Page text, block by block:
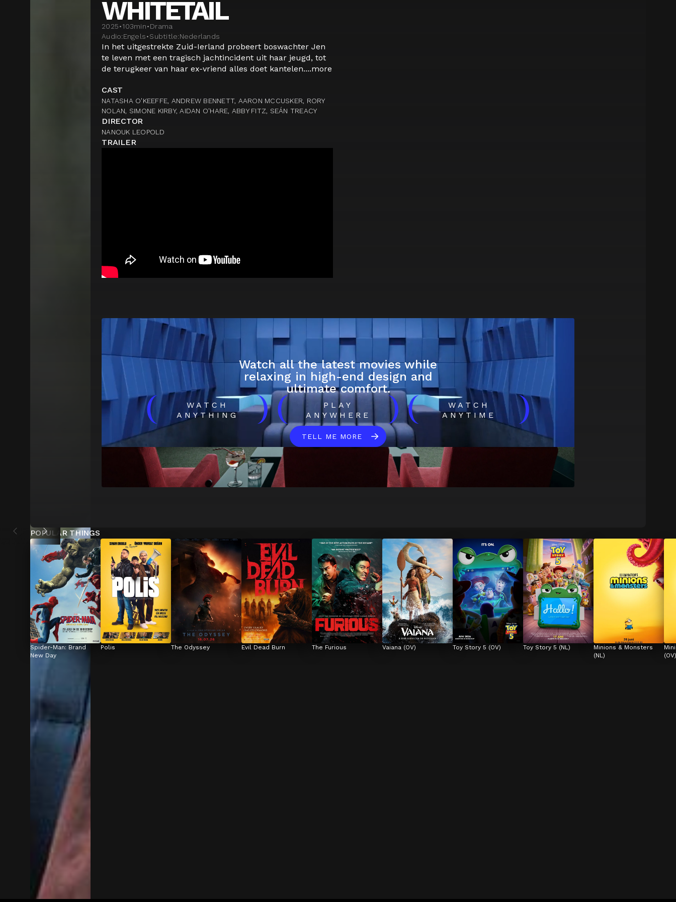
WHITETAIL
2025•103min•Drama
Audio:Engels•Subtitle:Nederlands
In het uitgestrekte Zuid-Ierland probeert boswachter Jen
te leven met een tragisch jachtincident uit haar jeugd, tot
de terugkeer van haar ex-vriend alles doet kantelen....more
CAST
NATASHA O'KEEFFE, ANDREW BENNETT, AARON MCCUSKER, RORY
NOLAN, SIMONE KIRBY, AIDAN O'HARE, ABBY FITZ, SEÁN TREACY
DIRECTOR
NANOUK LEOPOLD
TRAILER
Watch all the latest movies while
relaxing in high-end design and
ultimate comfort.
(
WATCH
ANYTHING
)(
PLAY
ANYWHERE
)(
WATCH
ANYTIME
)
TELL ME MORE
POPULAR THINGS
Spider-Man: Brand
New Day
Polis The Odyssey Evil Dead Burn The Furious Vaiana (OV) Toy Story 5 (OV) Toy Story 5 (NL)
Minions & Monsters
(NL)
(OV)